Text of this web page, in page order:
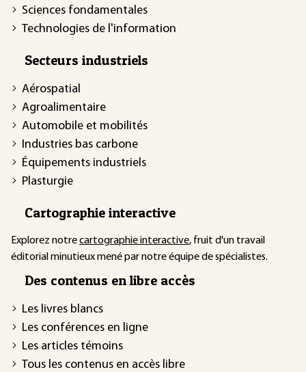
Sciences fondamentales
Technologies de l'information
Secteurs industriels
Aérospatial
Agroalimentaire
Automobile et mobilités
Industries bas carbone
Équipements industriels
Plasturgie
Cartographie interactive
Explorez notrecartographie interactive, fruit d'un travail
éditorial minutieux mené par notre équipe de spécialistes.
Des contenus en libre accès
Les livres blancs
Les conférences en ligne
Les articles témoins
Tous les contenus en accès libre